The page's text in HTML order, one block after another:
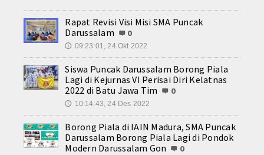
Rapat Revisi Visi Misi SMA Puncak
Darussalam
0
🕔 09:23:01, 24 Okt 2022
Siswa Puncak Darussalam Borong Piala
Lagi di Kejurnas VI Perisai Diri Kelatnas
2022 di Batu Jawa Tim
0
🕔 10:14:43, 24 Des 2022
Borong Piala di IAIN Madura, SMA Puncak
Darussalam Borong Piala Lagi di Pondok
Modern Darussalam Gon
0